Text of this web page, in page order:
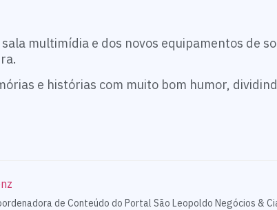
multimídia e dos novos equipamentos de
e histórias com muito bom humor,
de Conteúdo do Portal São Leopoldo Negócios &